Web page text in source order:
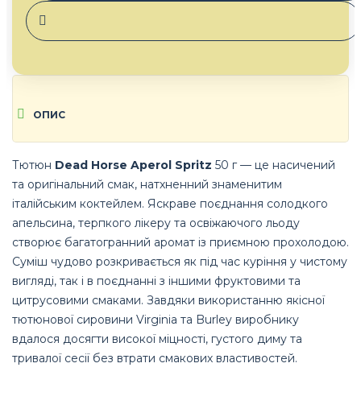
ОПИС
Тютюн Dead Horse Aperol Spritz 50 г — це насичений
та оригінальний смак, натхненний знаменитим
італійським коктейлем. Яскраве поєднання солодкого
апельсина, терпкого лікеру та освіжаючого льоду
створює багатогранний аромат із приємною прохолодою.
Суміш чудово розкривається як під час куріння у чистому
вигляді, так і в поєднанні з іншими фруктовими та
цитрусовими смаками. Завдяки використанню якісної
тютюнової сировини Virginia та Burley виробнику
вдалося досягти високої міцності, густого диму та
тривалої сесії без втрати смакових властивостей.